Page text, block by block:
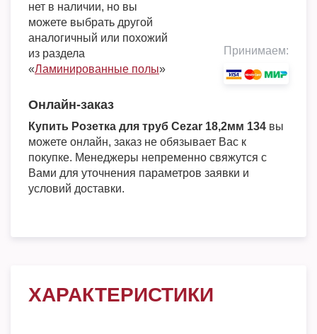
нет в наличии, но вы
можете выбрать другой
аналогичный или похожий
из раздела
«Ламинированные полы»
Принимаем:
Онлайн-заказ
Купить Розетка для труб Cezar 18,2мм 134 вы
можете онлайн, заказ не обязывает Вас к
покупке. Менеджеры непременно свяжутся с
Вами для уточнения параметров заявки и
условий доставки.
ХАРАКТЕРИСТИКИ